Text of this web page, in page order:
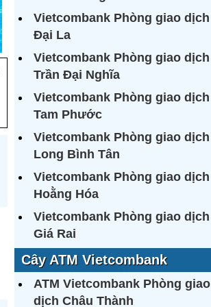
Vietcombank Phòng giao dịch
Đại La
Vietcombank Phòng giao dịch
Trần Đại Nghĩa
Vietcombank Phòng giao dịch
Tam Phước
Vietcombank Phòng giao dịch
Long Bình Tân
Vietcombank Phòng giao dịch
Hoằng Hóa
Vietcombank Phòng giao dịch
Giá Rai
Cây ATM Vietcombank
ATM Vietcombank Phòng giao
dịch Châu Thành